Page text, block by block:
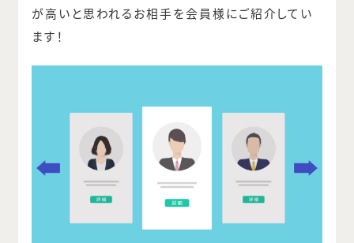
が高いと思われるお相手を会員様にご紹介してい
ます！